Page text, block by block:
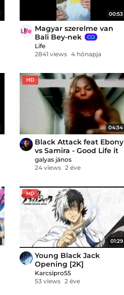
00:53
Magyar szerelme van
Bali Bey-nek
Life
2841 views 4 hónapja
HD
04:34
Black Attack feat Ebony
vs Samira - Good Life it
was him/Remix
galyas jános
24 views 2 éve
HD
01:29
Young Black Jack
Opening [2K]
Karcsipro55
53 views 2 éve